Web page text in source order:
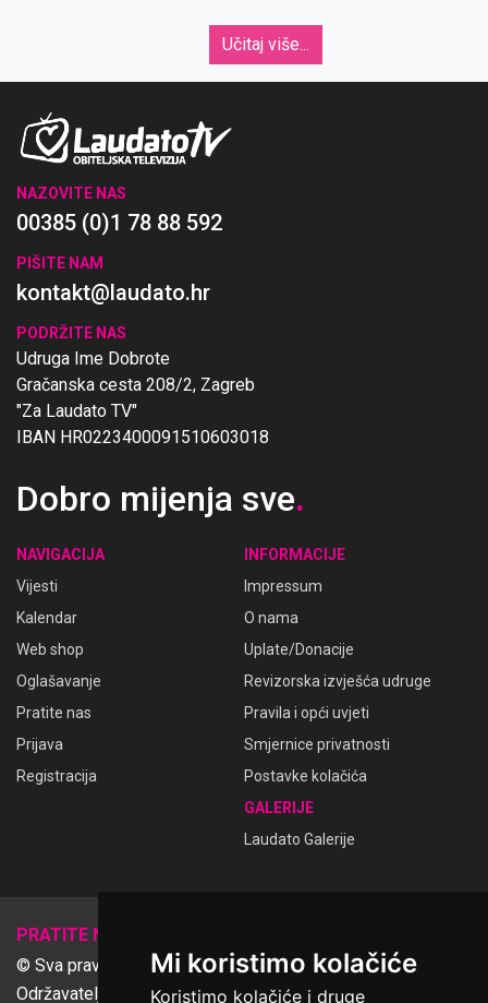
Mi koristimo kolačiće
Koristimo kolačiće i druge
koji se često očituju očnim simptomima.
Učitaj više...
NAZOVITE NAS
00385 (0)1 78 88 592
PIŠITE NAM
kontakt@laudato.hr
PODRŽITE NAS
Udruga Ime Dobrote
Gračanska cesta 208/2, Zagreb
"Za Laudato TV"
IBAN HR0223400091510603018
Dobro mijenja sve.
NAVIGACIJA
Vijesti
Kalendar
Web shop
Oglašavanje
Pratite nas
Prijava
Registracija
INFORMACIJE
Impressum
O nama
Uplate/Donacije
Revizorska izvješća udruge
Pravila i opći uvjeti
Smjernice privatnosti
Postavke kolačića
GALERIJE
Laudato Galerije
PRATITE NAS
© Sva prava pridržana Udruga Ime dobrote
Održavatelj Netcom d.o.o., Riva 6, Rijeka